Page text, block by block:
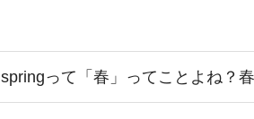
springって「春」ってことよね？